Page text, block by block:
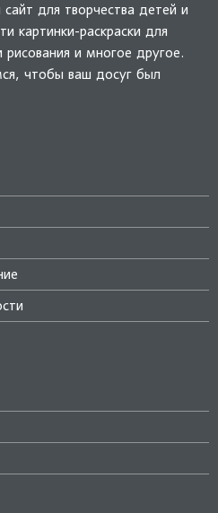
для творчества детей и
картинки-раскраски для
и многое другое.
чтобы ваш досуг был